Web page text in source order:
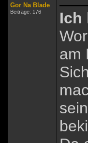
Gor Na Blade
Beiträge: 176
Ich
am